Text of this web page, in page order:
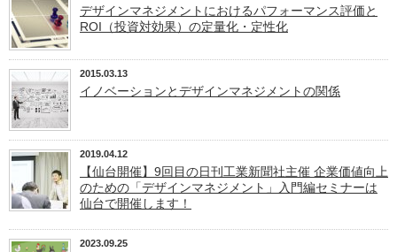
デザインマネジメントにおけるパフォーマンス評価と
ROI（投資対効果）の定量化・定性化
2015.03.13
イノベーションとデザインマネジメントの関係
2019.04.12
【仙台開催】9回目の日刊工業新聞社主催 企業価値向上
のための「デザインマネジメント」入門編セミナーは
仙台で開催します！
2023.09.25